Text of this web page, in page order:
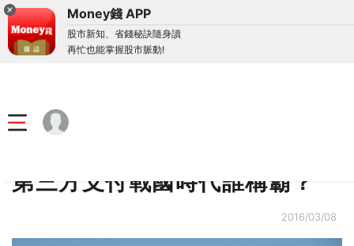
Money錢 APP
股市新知、省錢秘訣隨身讀
再忙也能掌握股市脈動!
精選頻道
第三方支付戰國時代誰稱霸？
2016/03/08